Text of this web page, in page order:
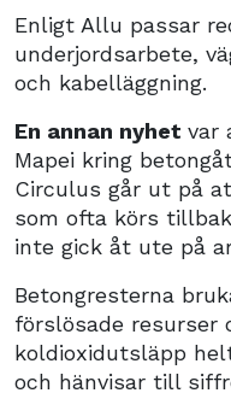
Enligt Allu passar
underjordsarbete,
och kabelläggning.
En annan nyhet var
Mapei kring
Circulus går ut på
som ofta körs
inte gick åt ute på
Betongresterna
förslösade resurser
koldioxidutsläpp
och hänvisar till